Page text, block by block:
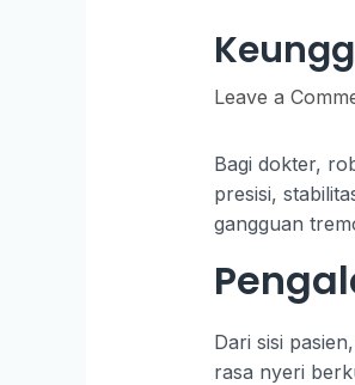
Leave a
Bagi dokter,
presisi,
gangguan
Dari sisi
rasa nyeri